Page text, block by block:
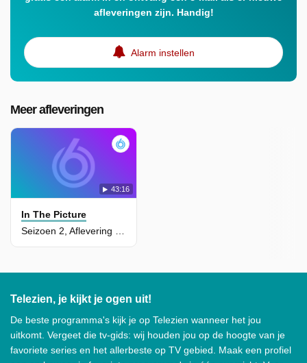
afleveringen zijn. Handig!
Alarm instellen
Meer afleveringen
43:16
In The Picture
Seizoen 2, Aflevering 1 - Stichting Opkikker
Telezien, je kijkt je ogen uit!
De beste programma's kijk je op Telezien wanneer het jou
uitkomt. Vergeet die tv-gids: wij houden jou op de hoogte van je
favoriete series en het allerbeste op TV gebied. Maak een profiel